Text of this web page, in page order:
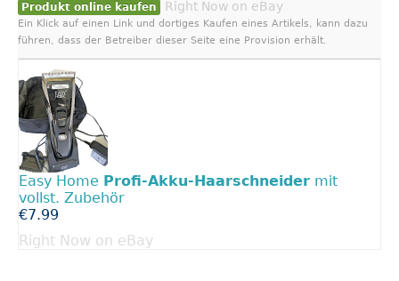
Produkt online kaufen Right Now on eBay
Ein Klick auf einen Link und dortiges Kaufen eines Artikels, kann dazu
führen, dass der Betreiber dieser Seite eine Provision erhält.
Easy Home Profi-Akku-Haarschneider mit
vollst. Zubehör
€7.99
Right Now on eBay